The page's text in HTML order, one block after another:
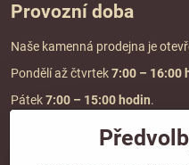
Provozní doba
Naše kamenná prodejna je
Pondělí až čtvrtek7:00 – 16:00
Pátek7:00 – 15:00 hodin.